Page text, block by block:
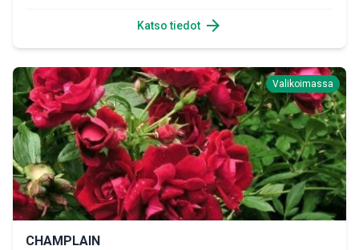
Katso tiedot arrow_forward
Valikoimassa
CHAMPLAIN